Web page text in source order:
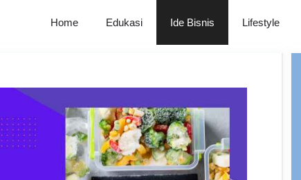
Home Edukasi Ide Bisnis Lifestyle